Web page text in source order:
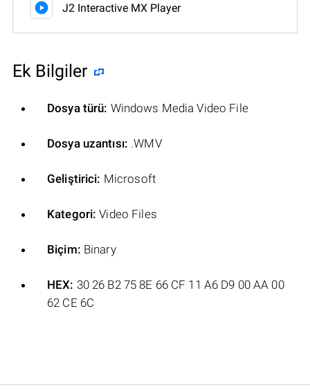
J2 Interactive MX Player
Ek Bilgiler
Dosya türü: Windows Media Video File
Dosya uzantısı: .WMV
Geliştirici: Microsoft
Kategori: Video Files
Biçim: Binary
HEX: 30 26 B2 75 8E 66 CF 11 A6 D9 00 AA 00
62 CE 6C